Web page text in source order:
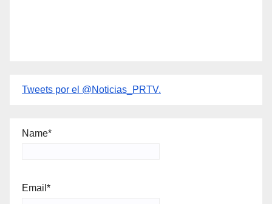
Tweets por el @Noticias_PRTV.
Name*
Email*